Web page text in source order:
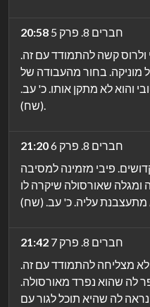
20:58
חברים 8. פרק 5
ולרוס קשה להתמודד עם זה.
מוניקה. בחור מהעבודה של
והוא לא מתקן אותו. כ' עב.
(שח).
21:20
חברים 8. פרק 6
פיבי מזמינה למסיבה
שאורסולה שיקרה לו
21:42
חברים 8. פרק 7
לא מצליחה להתמודד עם זה.
לה שהוא נפרד מאורסולה.
נראה לה שהיא תוכל לגור עם